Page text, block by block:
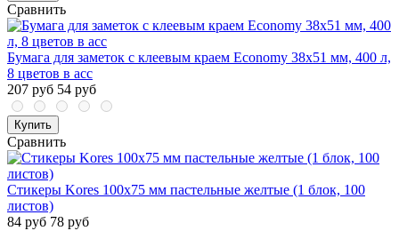
Сравнить
Бумага для заметок с клеевым краем Economy 38x51 мм, 400 л,
8 цветов в асс
207 руб 54 руб
Купить
Сравнить
Стикеры Kores 100x75 мм пастельные желтые (1 блок, 100
листов)
84 руб 78 руб